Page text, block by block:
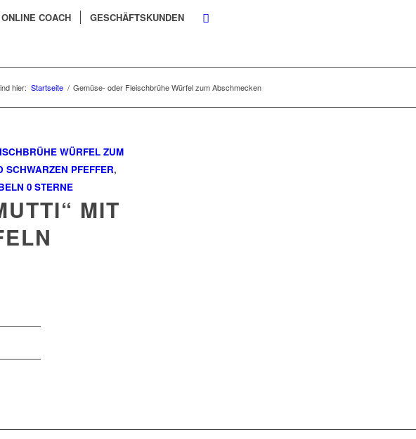
ONLINE COACH GESCHÄFTSKUNDEN
hier: Startseite / Gemüse- oder Fleischbrühe Würfel zum Abschmecken
WÜRFEL ZUM
SCHWARZEN PFEFFER,
0 STERNE
MIT